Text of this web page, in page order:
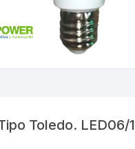
Toledo. LED06/